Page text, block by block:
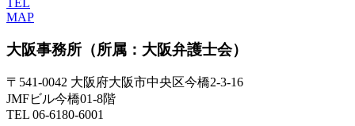
TEL
MAP
大阪事務所 （所属：大阪弁護士会）
〒541-0042 大阪府大阪市中央区今橋2-3-16
JMFビル今橋01-8階
TEL 06-6180-6001